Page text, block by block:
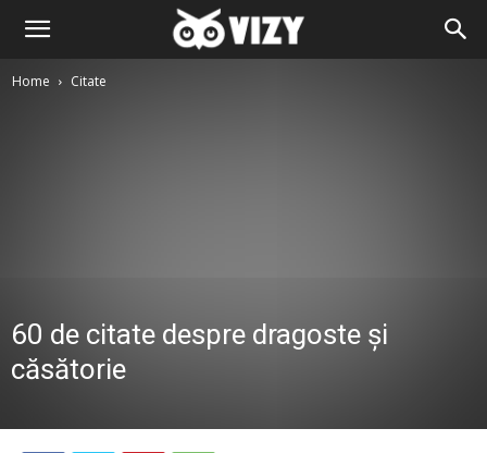
Home Citate
60 de citate despre dragoste și
căsătorie